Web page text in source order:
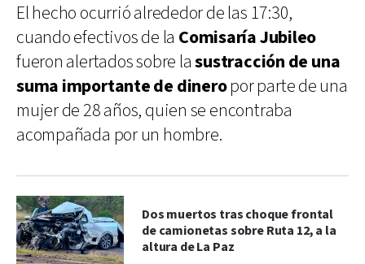
El hecho ocurrió alrededor de las 17:30,
cuando efectivos de la Comisaría Jubileo
fueron alertados sobre lasustracción de una
suma importante de dineropor parte de una
mujer de 28 años, quien se encontraba
acompañada por un hombre.
Dos muertos tras choque frontal
de camionetas sobre Ruta 12, a la
altura de La Paz